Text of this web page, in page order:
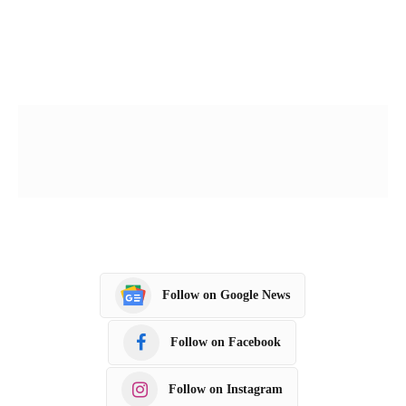
Follow on Google News
Follow on Facebook
Follow on Instagram